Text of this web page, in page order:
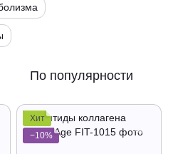
По популярности
Хит
−10%